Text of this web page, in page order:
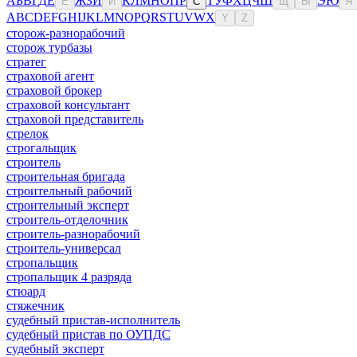
ABCDEFGHIJKLMNOPQRSTUVWX Y Z
сторож-разнорабочий
сторож турбазы
стратег
страховой агент
страховой брокер
страховой консультант
страховой представитель
стрелок
строгальщик
строитель
строительная бригада
строительный рабочий
строительный эксперт
строитель-отделочник
строитель-разнорабочий
строитель-универсал
стропальщик
стропальщик 4 разряда
стюард
стяжечник
судебный пристав-исполнитель
судебный пристав по ОУПДС
судебный эксперт